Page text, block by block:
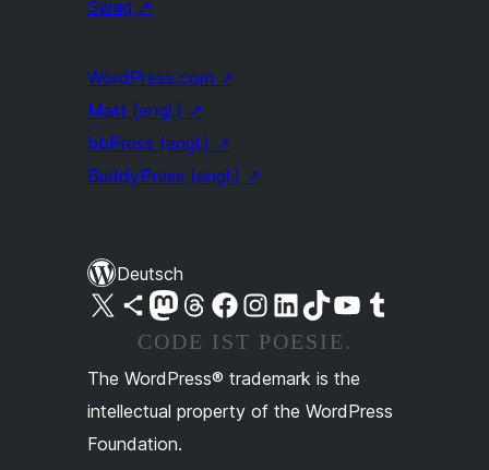
Swag ↗
WordPress.com ↗
Matt (engl.) ↗
bbPress (engl.) ↗
BuddyPress (engl.) ↗
Deutsch
Unser X-Konto (früher Twitter) besuchen
Unser Bluesky-Konto besuchen
Unser Mastodon-Konto besuchen
Unser Threads-Konto besuchen
Unsere Facebook-Seite besuchen
Unser Instagram-Konto besuchen
Unser LinkedIn-Konto besuchen
Unser TikTok-Konto besuchen
Unseren YouTube-Kanal besuchen
Unser Tumblr-Konto besuchen
CODE IST POESIE.
The WordPress® trademark is the
intellectual property of the WordPress
Foundation.